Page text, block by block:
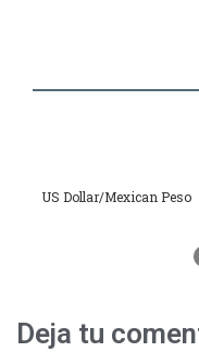
US Dollar/Mexican Peso
Deja tu